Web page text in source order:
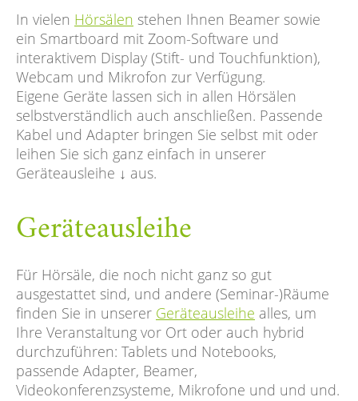
In vielen Hörsälen stehen Ihnen Beamer sowie
ein Smartboard mit Zoom-Software und
interaktivem Display (Stift- und Touchfunktion),
Webcam und Mikrofon zur Verfügung.
Eigene Geräte lassen sich in allen Hörsälen
selbstverständlich auch anschließen. Passende
Kabel und Adapter bringen Sie selbst mit oder
leihen Sie sich ganz einfach in unserer
Geräteausleihe ↓ aus.
Geräteausleihe
Für Hörsäle, die noch nicht ganz so gut
ausgestattet sind, und andere (Seminar-)Räume
finden Sie in unserer Geräteausleihe alles, um
Ihre Veranstaltung vor Ort oder auch hybrid
durchzuführen: Tablets und Notebooks,
passende Adapter, Beamer,
Videokonferenzsysteme, Mikrofone und und und.